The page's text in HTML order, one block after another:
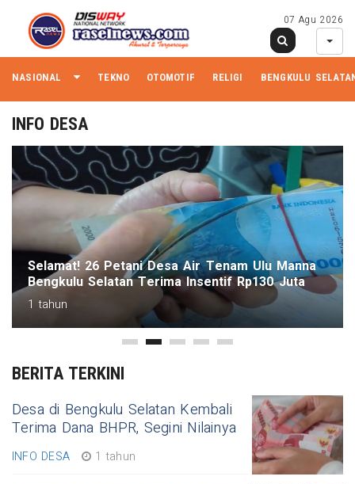
07 Agu 2026
NASIONAL TEKNO OTOMOTIF RELIGI BENGKULU
INFO DESA
Selamat! 26 Petani Desa Air Tenam Ulu Manna
Bengkulu Selatan Terima Insentif Rp130 Juta
1 tahun
BERITA TERKINI
Desa di Bengkulu Selatan Kembali
Terima Dana BHPR, Segini Nilainya
INFO DESA 1 tahun